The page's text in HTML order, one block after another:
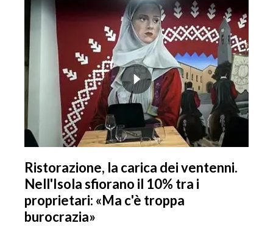
Ristorazione, la carica dei ventenni.
Nell'Isola sfiorano il 10% tra i
proprietari: «Ma c'è troppa
burocrazia»